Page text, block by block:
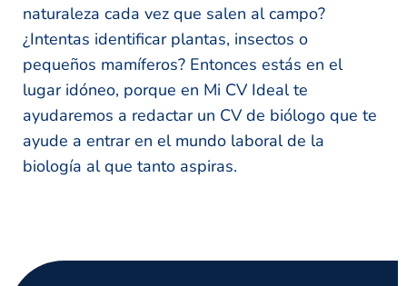
naturaleza cada vez que salen al campo?
¿Intentas identificar plantas, insectos o
pequeños mamíferos? Entonces estás en el
lugar idóneo, porque en Mi CV Ideal te
ayudaremos a redactar un CV de biólogo que te
ayude a entrar en el mundo laboral de la
biología al que tanto aspiras.